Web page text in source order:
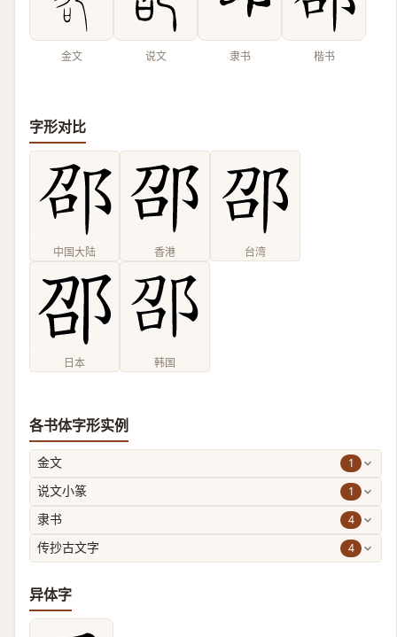
金文 说文 隶书 楷书
字形对比
中国大陆 香港 台湾
日本 韩国
各书体字形实例
金文 1
说文小篆 1
隶书 4
传抄古文字 4
异体字